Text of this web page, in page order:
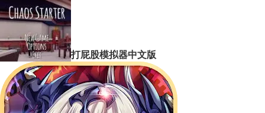
打屁股模拟器中文版